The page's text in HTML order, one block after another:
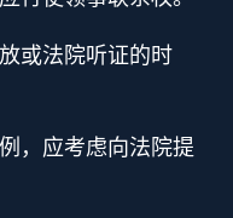
或法院听证的时
，应考虑向法院提